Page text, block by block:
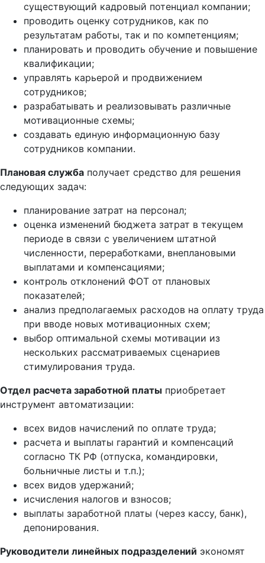
существующий кадровый потенциал компании;
проводить оценку сотрудников, как по
результатам работы, так и по компетенциям;
планировать и проводить обучение и повышение
квалификации;
управлять карьерой и продвижением
сотрудников;
разрабатывать и реализовывать различные
мотивационные схемы;
создавать единую информационную базу
сотрудников компании.
Плановая служба получает средство для решения
следующих задач:
планирование затрат на персонал;
оценка изменений бюджета затрат в текущем
периоде в связи с увеличением штатной
численности, переработками, внеплановыми
выплатами и компенсациями;
контроль отклонений ФОТ от плановых
показателей;
анализ предполагаемых расходов на оплату труда
при вводе новых мотивационных схем;
выбор оптимальной схемы мотивации из
нескольких рассматриваемых сценариев
стимулирования труда.
Отдел расчета заработной платы приобретает
инструмент автоматизации:
всех видов начислений по оплате труда;
расчета и выплаты гарантий и компенсаций
согласно ТК РФ (отпуска, командировки,
больничные листы и т.п.);
всех видов удержаний;
исчисления налогов и взносов;
выплаты заработной платы (через кассу, банк),
депонирования.
Руководители линейных подразделений экономят